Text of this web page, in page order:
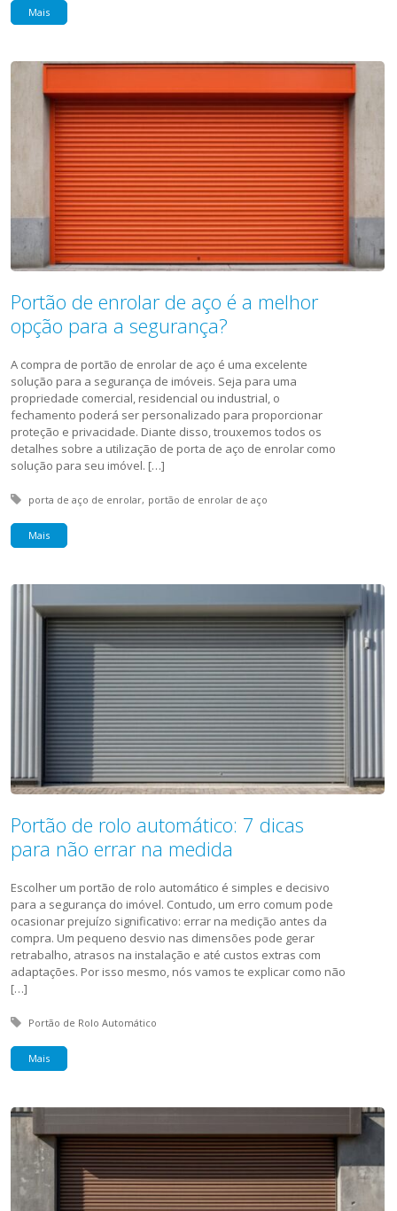
Mais
Portão de enrolar de aço é a melhor
opção para a segurança?
A compra de portão de enrolar de aço é uma excelente
solução para a segurança de imóveis. Seja para uma
propriedade comercial, residencial ou industrial, o
fechamento poderá ser personalizado para proporcionar
proteção e privacidade. Diante disso, trouxemos todos os
detalhes sobre a utilização de porta de aço de enrolar como
solução para seu imóvel. […]
Tagged with:
porta de aço de enrolar portão de enrolar de aço
Mais
Portão de rolo automático: 7 dicas
para não errar na medida
Escolher um portão de rolo automático é simples e decisivo
para a segurança do imóvel. Contudo, um erro comum pode
ocasionar prejuízo significativo: errar na medição antes da
compra. Um pequeno desvio nas dimensões pode gerar
retrabalho, atrasos na instalação e até custos extras com
adaptações. Por isso mesmo, nós vamos te explicar como não
[…]
Tagged with:
Portão de Rolo Automático
Mais